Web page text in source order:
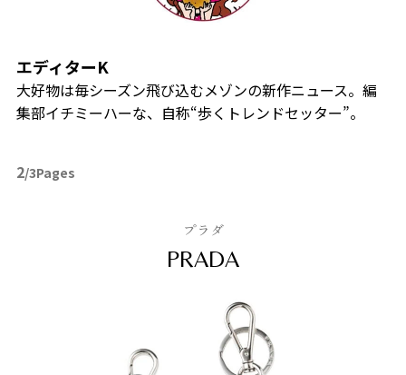
エディターK
大好物は毎シーズン飛び込むメゾンの新作ニュース。編
集部イチミーハーな、自称“歩くトレンドセッター”。
2/3Pages
プラダ
PRADA